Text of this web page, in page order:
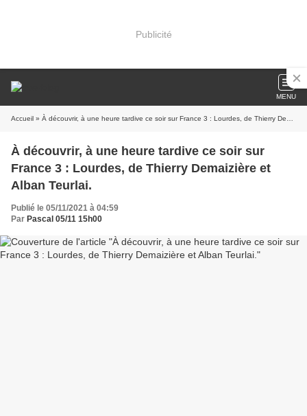
Publicité
MENU
Accueil » À découvrir, à une heure tardive ce soir sur France 3 : Lourdes, de Thierry Demaizière et Alban Teurlai.
À découvrir, à une heure tardive ce soir sur
France 3 : Lourdes, de Thierry Demaizière et
Alban Teurlai.
Publié le 05/11/2021 à 04:59
Par Pascal 05/11 15h00